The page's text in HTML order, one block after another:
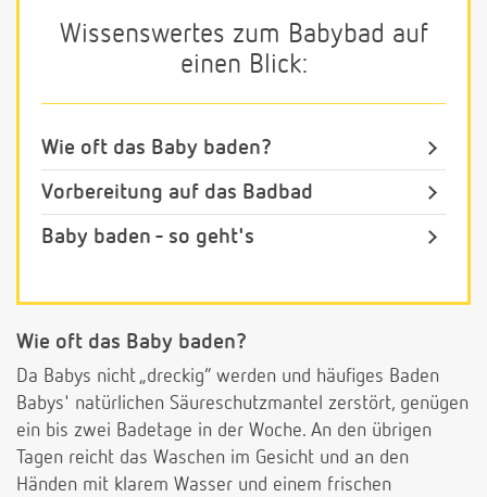
Wissenswertes zum Babybad auf
einen Blick:
Wie oft das Baby baden?
Vorbereitung auf das Badbad
Baby baden - so geht's
Wie oft das Baby baden?
Da Babys nicht „dreckig“ werden und häufiges Baden
Babys' natürlichen Säureschutzmantel zerstört, genügen
ein bis zwei Badetage in der Woche. An den übrigen
Tagen reicht das Waschen im Gesicht und an den
Händen mit klarem Wasser und einem frischen